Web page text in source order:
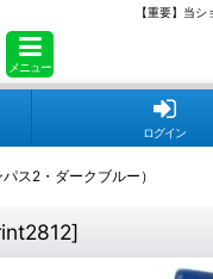
【重要】当
メニュー
ログイン
ス2・ダークブルー）
]